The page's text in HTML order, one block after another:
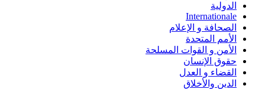
الدولية
Internationale
الصحافة و الإعلام
الأمم المتحدة
الأمن و القوات المسلحة
حقوق الإنسان
القضاء و العدل
الدين والأخلاق